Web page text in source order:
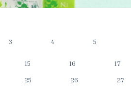
3 4 5
15 16 17
25 26 27